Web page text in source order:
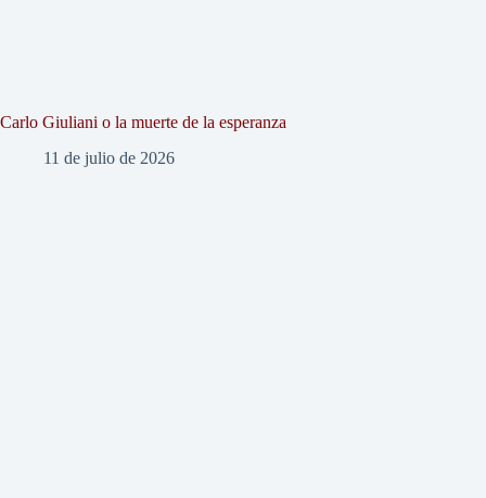
Carlo Giuliani o la muerte de la esperanza
11 de julio de 2026